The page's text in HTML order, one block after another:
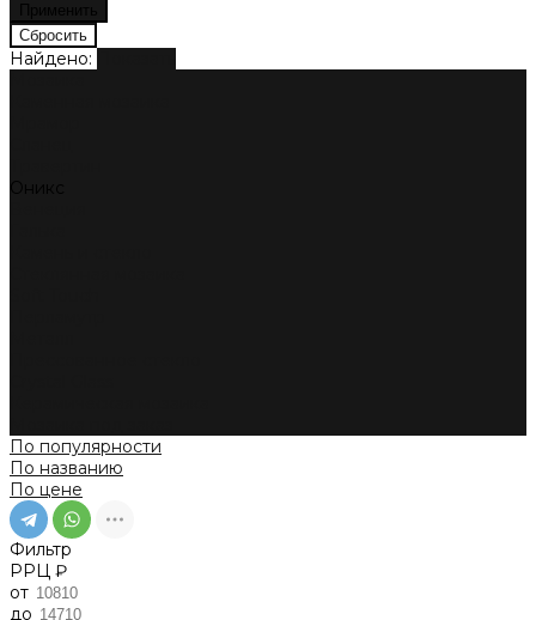
Найдено:
По популярности
По названию
По цене
Фильтр
РРЦ ₽
от
до